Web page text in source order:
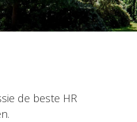
de beste HR